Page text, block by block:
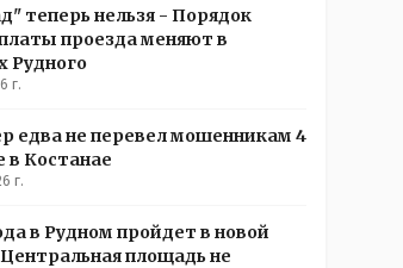
то идет с регрессом рука об
задумку умудряемся
теперь нельзя - Порядок
проезда меняют в
Рудного
г.
едва не перевел мошенникам 4
в Костанае
г.
в Рудном пройдет в новой
площадь не